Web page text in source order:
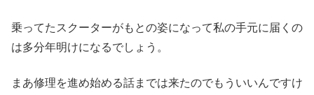
乗ってたスクーターがもとの姿になって私の手元に届くの
は多分年明けになるでしょう。
まあ修理を進め始める話までは来たのでもういいんですけ